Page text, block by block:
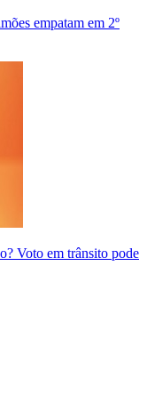
empatam em 2º
Voto em trânsito pode